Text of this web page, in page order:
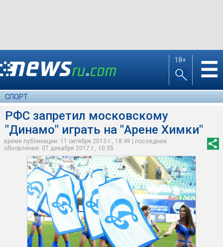
18+ ☰
СПОРТ
РФС запретил московскому
"Динамо" играть на "Арене Химки"
время публикации: 11 октября 2013 г., 18:49 | последнее
обновление: 07 декабря 2017 г., 10:35